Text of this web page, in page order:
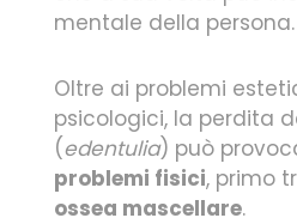
mentale della persona.
Oltre ai problemi
psicologici, la perdita
(edentulia) può
problemi fisici, primo
ossea mascellare.